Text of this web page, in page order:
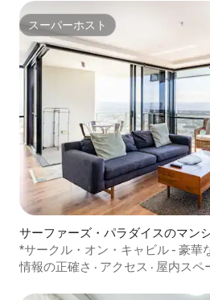
スーパーホスト
スーパーホスト
サーファーズ・パラダイスのマン
パート
*サークル・オン・キャビル - 豪華
ルーム、Netflix
情報の正確さ · アクセス · 屋内スペ